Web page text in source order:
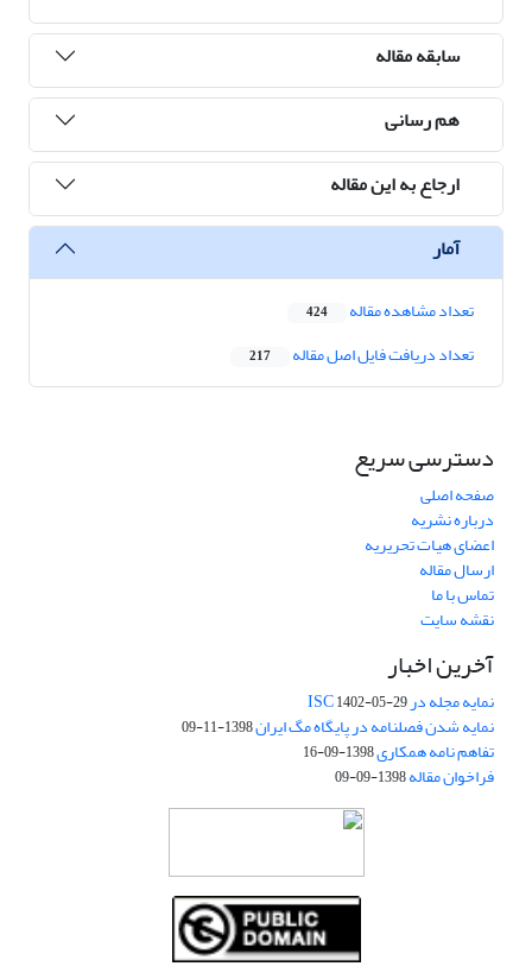
سابقه مقاله
هم رسانی
ارجاع به این مقاله
آمار
تعداد مشاهده مقاله 424
تعداد دریافت فایل اصل مقاله 217
دسترسی سریع
صفحه اصلی
درباره نشریه
اعضای هیات تحریریه
ارسال مقاله
تماس با ما
نقشه سایت
آخرین اخبار
نمایه مجله در ISC1402-05-29
نمایه شدن فصلنامه در پایگاه مگ ایران1398-11-09
تفاهم نامه همکاری1398-09-16
فراخوان مقاله1398-09-09